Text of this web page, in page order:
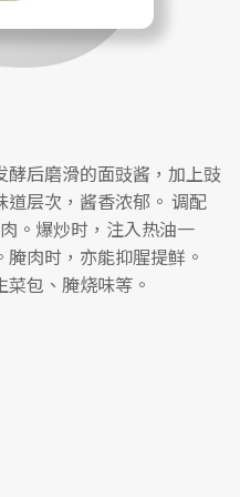
酵后磨滑的面豉酱，加上豉
道层次，酱香浓郁。 调配
。爆炒时，注入热油一
肉时，亦能抑腥提鲜。
包、腌烧味等。